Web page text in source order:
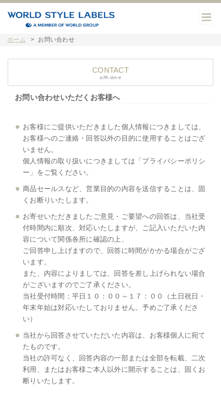
ニュース
店舗一覧
カラーフィールド
クレデュプレ
ダブルデイ
アドレス
会社概要
採用情報
お問い合わせ プライバシーポリシー
ホーム お問い合わせ
CONTACT
お問い合わせ
お問い合わせいただくお客様へ
お客様にご提供いただきました個人情報につきましては、
お客様へのご連絡・回答以外の目的に使用することはござ
いません。
個人情報の取り扱いにつきましては「 プライバシーポリシ
ー 」をご覧ください。
商品セールスなど、営業目的の内容を送信することは、固
くお断りいたします。
お寄せいただきましたご意見・ご要望への回答は、当社受
付時間内に順次、対応いたしますが、ご記入いただいた内
容について関係各所に確認の上、
ご回答申し上げますので、回答に時間がかかる場合がござ
います。
また、内容によりましては、回答を差し上げられない場合
がございますのでご了承ください。
当社受付時間：平日１０：００～１７：００（土日祝日・
年末年始は対応いたしておりません。予めご了承くださ
い）
当社から回答させていただいた内容は、お客様個人に宛て
たものです。
当社の許可なく、回答内容の一部または全部を転載、二次
利用、またはお客様ご本人以外に開示することは、固くお
断りいたします。